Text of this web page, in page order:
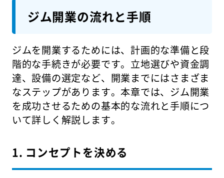
ジム開業の流れと手順
ジムを開業するためには、計画的な準備と段
階的な手続きが必要です。立地選びや資金調
達、設備の選定など、開業までにはさまざま
なステップがあります。本章では、ジム開業
を成功させるための基本的な流れと手順につ
いて詳しく解説します。
1. コンセプトを決める